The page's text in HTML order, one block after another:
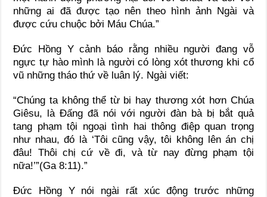
những ai đã được tạo nên theo hình ảnh Ngài và
được cứu chuộc bởi Máu Chúa.”
Đức Hồng Y cảnh báo rằng nhiều người đang vỗ
ngực tự hào mình là người có lòng xót thương khi cổ
vũ những tháo thứ về luân lý. Ngài viết:
“Chúng ta không thể từ bi hay thương xót hơn Chúa
Giêsu, là Đấng đã nói với người đàn bà bị bắt quả
tang phạm tội ngoại tình hai thông điệp quan trọng
như nhau, đó là ‘Tôi cũng vậy, tôi không lên án chị
đâu! Thôi chị cứ về đi, và từ nay đừng phạm tội
nữa!’”(Ga 8:11).”
Đức Hồng Y nói ngài rất xúc động trước những